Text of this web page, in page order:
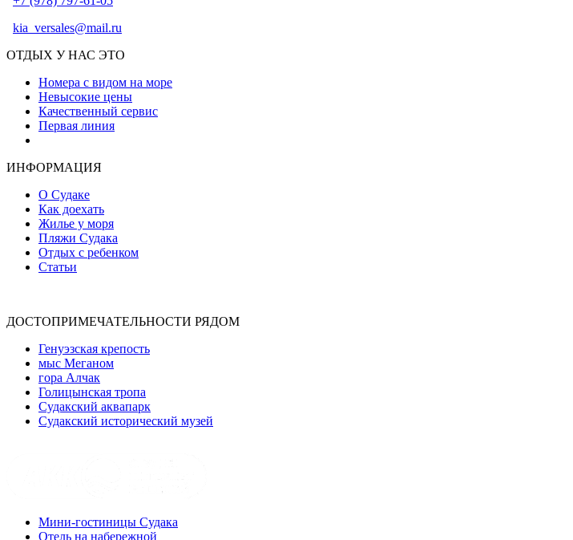
kia_versales@mail.ru
ОТДЫХ У НАС ЭТО
Номера с видом на море
Невысокие цены
Качественный сервис
Первая линия
ИНФОРМАЦИЯ
О Судаке
Как доехать
Жилье у моря
Пляжи Судака
Отдых с ребенком
Статьи
ДОСТОПРИМЕЧАТЕЛЬНОСТИ РЯДОМ
Генуэзская крепость
мыс Меганом
гора Алчак
Голицынская тропа
Судакский аквапарк
Судакский исторический музей
Мини-гостиницы Судака
Отель на набережной